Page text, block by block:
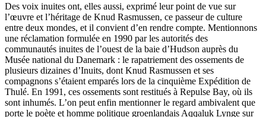
Des voix inuites ont, elles aussi, exprimé leur point de vue sur
l’œuvre et l’héritage de Knud Rasmussen, ce passeur de culture
entre deux mondes, et il convient d’en rendre compte. Mentionnons
une réclamation formulée en 1990 par les autorités des
communautés inuites de l’ouest de la baie d’Hudson auprès du
Musée national du Danemark : le rapatriement des ossements de
plusieurs dizaines d’Inuits, dont Knud Rasmussen et ses
compagnons s’étaient emparés lors de la cinquième Expédition de
Thulé. En 1991, ces ossements sont restitués à Repulse Bay, où ils
sont inhumés. L’on peut enfin mentionner le regard ambivalent que
porte le poète et homme politique groenlandais Aqqaluk Lynge sur